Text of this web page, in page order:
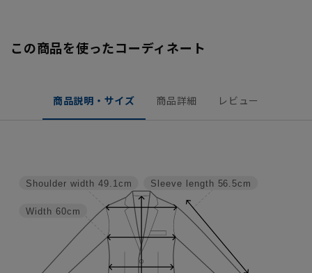
この商品を使ったコーディネート
商品説明・サイズ 商品詳細 レビュー
Sleeve length 56.5cm
Width 60cm
Shoulder width 49.1cm